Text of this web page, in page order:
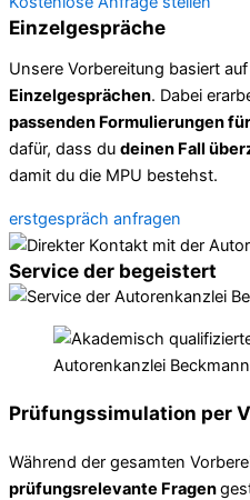
Einzelgespräche
Unsere Vorbereitung basiert auf
Einzelgesprächen. Dabei
passenden Formulierungen
dafür, dass du deinen Fall
damit du die MPU bestehst.
erstgespräch anfragen
Service der begeistert
Prüfungssimulation per
Während der gesamten
prüfungsrelevante Fragen